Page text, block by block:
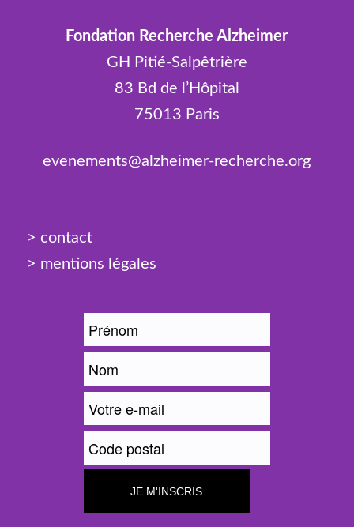
Fondation Recherche Alzheimer
GH Pitié-Salpêtrière
83 Bd de l’Hôpital
75013 Paris
evenements@alzheimer-recherche.org
> contact
> mentions légales